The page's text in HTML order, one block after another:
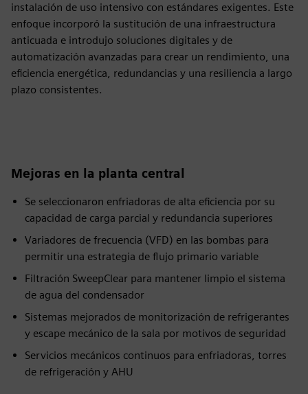
instalación de uso intensivo con estándares exigentes. Este
enfoque incorporó la sustitución de una infraestructura
anticuada e introdujo soluciones digitales y de
automatización avanzadas para crear un rendimiento, una
eficiencia energética, redundancias y una resiliencia a largo
plazo consistentes.
Mejoras en la planta central
Se seleccionaron enfriadoras de alta eficiencia por su
capacidad de carga parcial y redundancia superiores
Variadores de frecuencia (VFD) en las bombas para
permitir una estrategia de flujo primario variable
Filtración SweepClear para mantener limpio el sistema
de agua del condensador
Sistemas mejorados de monitorización de refrigerantes
y escape mecánico de la sala por motivos de seguridad
Servicios mecánicos continuos para enfriadoras, torres
de refrigeración y AHU